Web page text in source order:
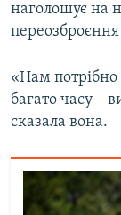
ДОЛУЧАЙСЯ!
наголошує на
«Нам потрібно
багато часу –
сказала вона.